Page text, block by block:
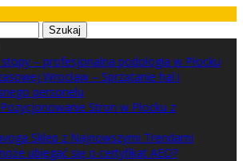
– profesjonalna podologia w Płocku
Wrocław – Sprzątanie hal i
personelu
Stron w Płocku z
Sklep z Najnowszymi Trendami
ubiegać się o certyfikat AEO?